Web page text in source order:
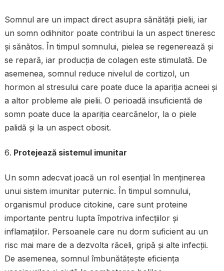
Somnul are un impact direct asupra sănătății pielii, iar
un somn odihnitor poate contribui la un aspect tineresc
și sănătos. În timpul somnului, pielea se regenerează și
se repară, iar producția de colagen este stimulată. De
asemenea, somnul reduce nivelul de cortizol, un
hormon al stresului care poate duce la apariția acneei și
a altor probleme ale pielii. O perioadă insuficientă de
somn poate duce la apariția cearcănelor, la o piele
palidă și la un aspect obosit.
Protejează sistemul imunitar
Un somn adecvat joacă un rol esențial în menținerea
unui sistem imunitar puternic. În timpul somnului,
organismul produce citokine, care sunt proteine
importante pentru lupta împotriva infecțiilor și
inflamațiilor. Persoanele care nu dorm suficient au un
risc mai mare de a dezvolta răceli, gripă și alte infecții.
De asemenea, somnul îmbunătățește eficiența